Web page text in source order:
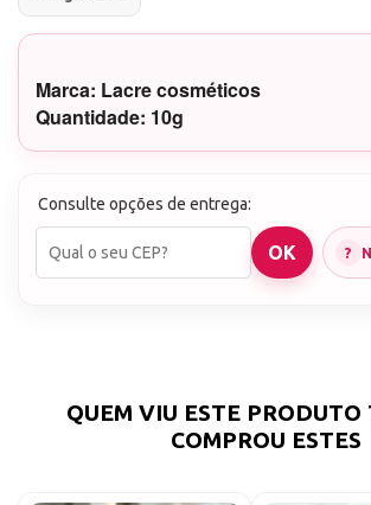
Marca: Lacre cosméticos
Quantidade: 10g
Cor: "Choco" Marrom Chocolate
Esmalte em Gel Lacre - Coleção
rápida e fácil, e o esmalte dura até 3
sem lascar ou descascar.
Consulte opções de entrega:
QUEM VIU ESTE PRODUTO
COMPROU ESTES